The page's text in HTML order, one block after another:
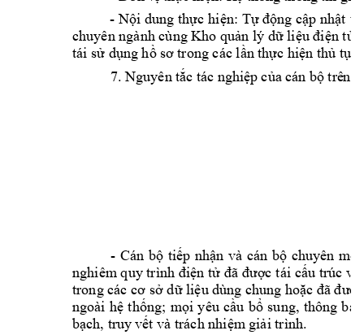
- Nội dung thực hiện: Tự động cập nhật
chuyên ngành cùng Kho quản lý dữ liệu điện tử
tái sử dụng hồ sơ trong các lần thực hiện thủ tục
7. Nguyên tắc tác nghiệp của cán bộ trên
- Cán bộ tiếp nhận và cán bộ chuyên
nghiêm quy trình điện tử đã được tái cấu trúc và
trong các cơ sở dữ liệu dùng chung hoặc đã được
ngoài hệ thống; mọi yêu cầu bổ sung, thông
bạch, truy vết và trách nhiệm giải trình.